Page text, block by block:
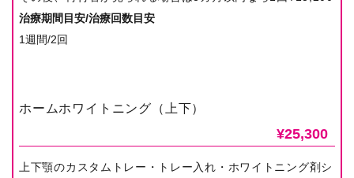
治療期間目安/治療回数目安
1週間/2回
ホームホワイトニング（上下）
¥25,300
上下顎のカスタムトレー・トレー入れ・ホワイトニング剤シ